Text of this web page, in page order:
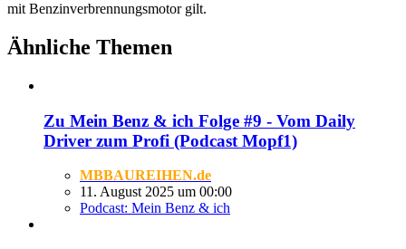
mit Benzinverbrennungsmotor gilt.
Ähnliche Themen
Zu Mein Benz & ich Folge #9 - Vom Daily
Driver zum Profi (Podcast Mopf1)
MBBAUREIHEN.de
11. August 2025 um 00:00
Podcast: Mein Benz & ich